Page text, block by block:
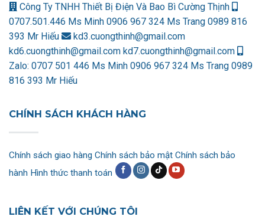
Công Ty TNHH Thiết Bị Điện Và Bao Bì Cường Thịnh
0707.501.446 Ms Minh 0906 967 324 Ms Trang 0989 816
393 Mr Hiếu
kd3.cuongthinh@gmail.com
kd6.cuongthinh@gmail.com kd7.cuongthinh@gmail.com
Zalo: 0707 501 446 Ms Minh 0906 967 324 Ms Trang 0989
816 393 Mr Hiếu
CHÍNH SÁCH KHÁCH HÀNG
Chính sách giao hàng Chính sách bảo mật Chính sách bảo
hành Hình thức thanh toán
LIÊN KẾT VỚI CHÚNG TÔI